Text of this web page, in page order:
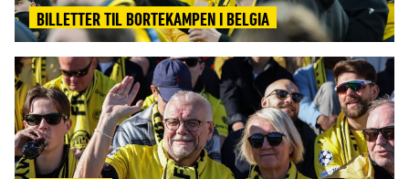
BILLETTER TIL BORTEKAMPEN I BELGIA